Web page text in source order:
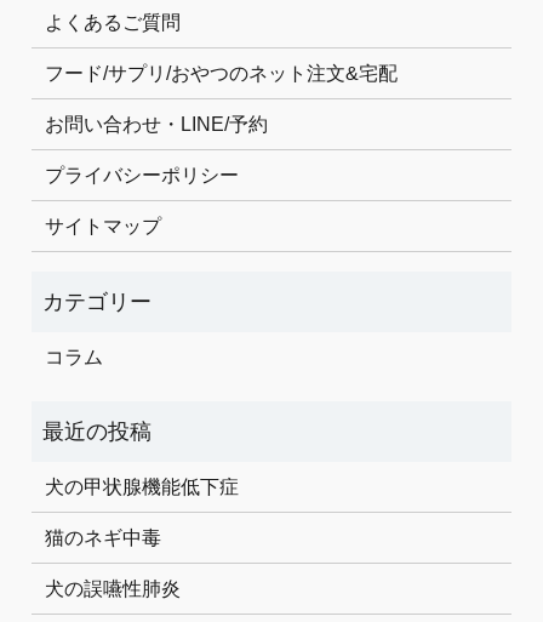
よくあるご質問
フード/サプリ/おやつのネット注文&宅配
お問い合わせ・LINE/予約
プライバシーポリシー
サイトマップ
コラム
犬の甲状腺機能低下症
猫のネギ中毒
犬の誤嚥性肺炎